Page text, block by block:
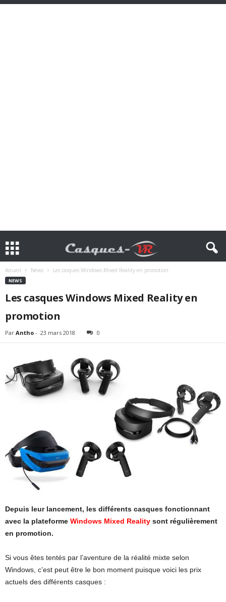
Accueil News Les casques Windows Mixed Reality en promotion
NEWS
Les casques Windows Mixed Reality en
promotion
Par Antho - 23 mars 2018 0
Depuis leur lancement, les différents casques fonctionnant
avec la plateforme Windows Mixed Reality sont régulièrement
en promotion.
Si vous êtes tentés par l’aventure de la réalité mixte selon
Windows, c’est peut être le bon moment puisque voici les prix
actuels des différents casques :